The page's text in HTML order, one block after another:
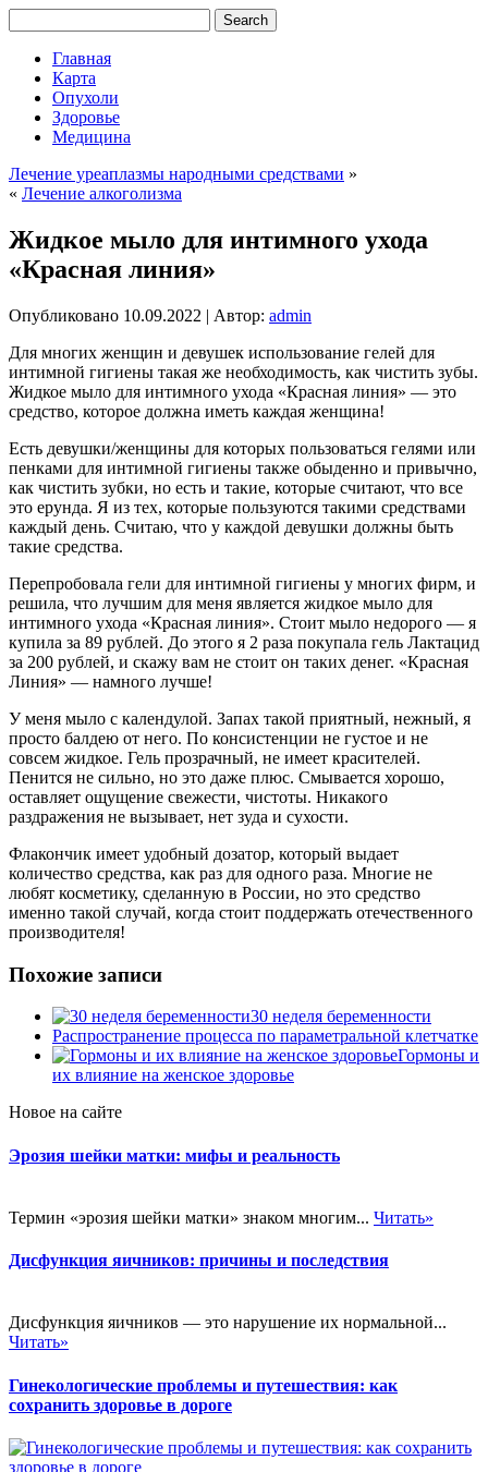
Главная
Карта
Опухоли
Здоровье
Медицина
Лечение уреаплазмы народными средствами »
« Лечение алкоголизма
Жидкое мыло для интимного ухода
«Красная линия»
Опубликовано 10.09.2022 | Автор: admin
Для многих женщин и девушек использование гелей для
интимной гигиены такая же необходимость, как чистить зубы.
Жидкое мыло для интимного ухода «Красная линия» — это
средство, которое должна иметь каждая женщина!
Есть девушки/женщины для которых пользоваться гелями или
пенками для интимной гигиены также обыденно и привычно,
как чистить зубки, но есть и такие, которые считают, что все
это ерунда. Я из тех, которые пользуются такими средствами
каждый день. Считаю, что у каждой девушки должны быть
такие средства.
Перепробовала гели для интимной гигиены у многих фирм, и
решила, что лучшим для меня является жидкое мыло для
интимного ухода «Красная линия». Стоит мыло недорого — я
купила за 89 рублей. До этого я 2 раза покупала гель Лактацид
за 200 рублей, и скажу вам не стоит он таких денег. «Красная
Линия» — намного лучше!
У меня мыло с календулой. Запах такой приятный, нежный, я
просто балдею от него. По консистенции не густое и не
совсем жидкое. Гель прозрачный, не имеет красителей.
Пенится не сильно, но это даже плюс. Смывается хорошо,
оставляет ощущение свежести, чистоты. Никакого
раздражения не вызывает, нет зуда и сухости.
Флакончик имеет удобный дозатор, который выдает
количество средства, как раз для одного раза. Многие не
любят косметику, сделанную в России, но это средство
именно такой случай, когда стоит поддержать отечественного
производителя!
Похожие записи
30 неделя беременности
Распространение процесса по параметральной клетчатке
Гормоны и
их влияние на женское здоровье
Новое на сайте
Эрозия шейки матки: мифы и реальность
Термин «эрозия шейки матки» знаком многим... Читать»
Дисфункция яичников: причины и последствия
Дисфункция яичников — это нарушение их нормальной...
Читать»
Гинекологические проблемы и путешествия: как
сохранить здоровье в дороге